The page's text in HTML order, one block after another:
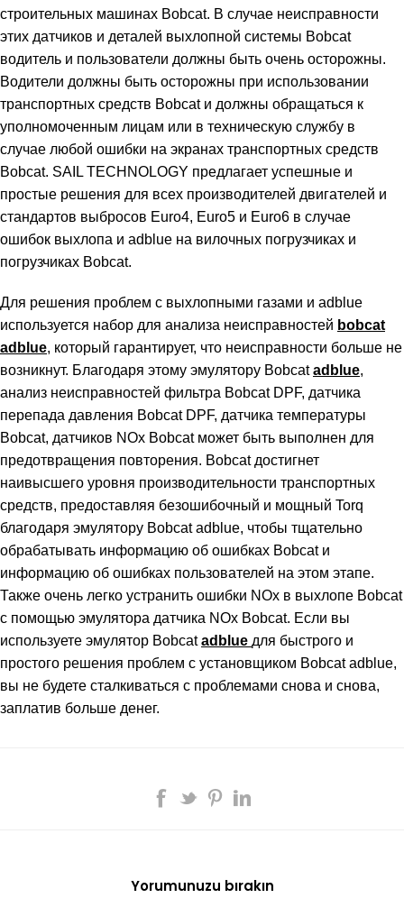
строительных машинах Bobcat. В случае неисправности
этих датчиков и деталей выхлопной системы Bobcat
водитель и пользователи должны быть очень осторожны.
Водители должны быть осторожны при использовании
транспортных средств Bobcat и должны обращаться к
уполномоченным лицам или в техническую службу в
случае любой ошибки на экранах транспортных средств
Bobcat. SAIL TECHNOLOGY предлагает успешные и
простые решения для всех производителей двигателей и
стандартов выбросов Euro4, Euro5 и Euro6 в случае
ошибок выхлопа и adblue на вилочных погрузчиках и
погрузчиках Bobcat.
Для решения проблем с выхлопными газами и adblue
используется набор для анализа неисправностей bobcat
adblue, который гарантирует, что неисправности больше не
возникнут. Благодаря этому эмулятору Bobcatadblue,
анализ неисправностей фильтра Bobcat DPF, датчика
перепада давления Bobcat DPF, датчика температуры
Bobcat, датчиков NOx Bobcat может быть выполнен для
предотвращения повторения. Bobcat достигнет
наивысшего уровня производительности транспортных
средств, предоставляя безошибочный и мощный Torq
благодаря эмулятору Bobcat adblue, чтобы тщательно
обрабатывать информацию об ошибках Bobcat и
информацию об ошибках пользователей на этом этапе.
Также очень легко устранить ошибки NOx в выхлопе Bobcat
с помощью эмулятора датчика NOx Bobcat. Если вы
используете эмулятор Bobcatadblue для быстрого и
простого решения проблем с установщиком Bobcat adblue,
вы не будете сталкиваться с проблемами снова и снова,
заплатив больше денег.
Yorumunuzu bırakın